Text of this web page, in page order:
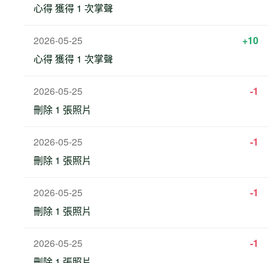
心得 獲得 1 次掌聲
2026-05-25
+10
心得 獲得 1 次掌聲
2026-05-25
-1
刪除 1 張照片
2026-05-25
-1
刪除 1 張照片
2026-05-25
-1
刪除 1 張照片
2026-05-25
-1